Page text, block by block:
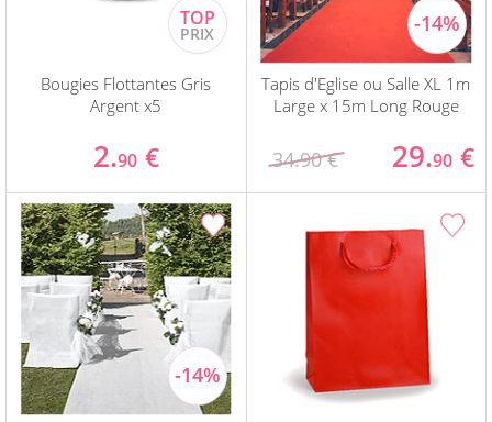
Bougies Flottantes Gris
Argent x5
2.90 €
Tapis d'Eglise ou Salle XL 1m
Large x 15m Long Rouge
34.90 € 29.90 €